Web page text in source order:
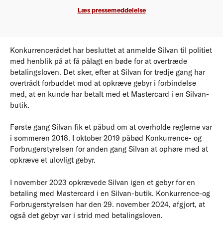
Læs pressemeddelelse
Konkurrencerådet har besluttet at anmelde Silvan til politiet
med henblik på at få pålagt en bøde for at overtræde
betalingsloven. Det sker, efter at Silvan for tredje gang har
overtrådt forbuddet mod at opkræve gebyr i forbindelse
med, at en kunde har betalt med et Mastercard i en Silvan-
butik.
Første gang Silvan fik et påbud om at overholde reglerne var
i sommeren 2018. I oktober 2019 påbød Konkurrence- og
Forbrugerstyrelsen for anden gang Silvan at ophøre med at
opkræve et ulovligt gebyr.
I november 2023 opkrævede Silvan igen et gebyr for en
betaling med Mastercard i en Silvan-butik. Konkurrence-og
Forbrugerstyrelsen har den 29. november 2024, afgjort, at
også det gebyr var i strid med betalingsloven.